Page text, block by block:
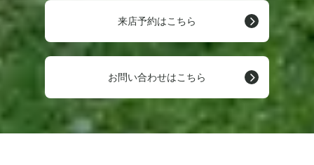
来店予約はこちら
お問い合わせはこちら